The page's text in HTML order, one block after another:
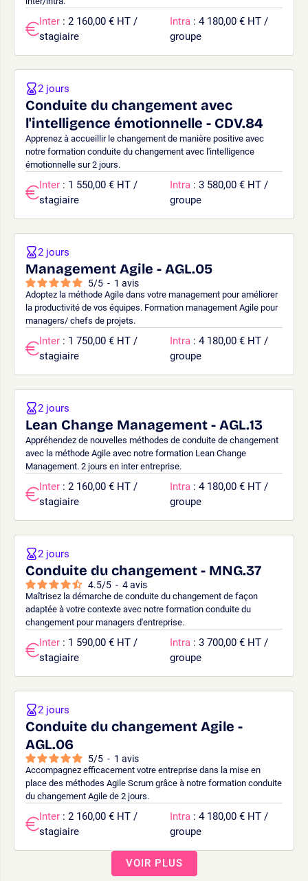
Inter : 2 160,00 € HT /
stagiaire
Intra : 4 180,00 € HT /
groupe
Conduite du changement avec
l'intelligence émotionnelle - CDV.84
Apprenez à accueillir le changement de manière positive avec
notre formation conduite du changement avec l'intelligence
émotionnelle sur 2 jours.
2 jours
Inter : 1 550,00 € HT /
stagiaire
Intra : 3 580,00 € HT /
groupe
Management Agile - AGL.05
5/5 - 1 avis
Adoptez la méthode Agile dans votre management pour améliorer
la productivité de vos équipes. Formation management Agile pour
managers/ chefs de projets.
2 jours
Inter : 1 750,00 € HT /
stagiaire
Intra : 4 180,00 € HT /
groupe
Lean Change Management - AGL.13
Appréhendez de nouvelles méthodes de conduite de changement
avec la méthode Agile avec notre formation Lean Change
Management. 2 jours en inter entreprise.
2 jours
Inter : 2 160,00 € HT /
stagiaire
Intra : 4 180,00 € HT /
groupe
Conduite du changement - MNG.37
4.5/5 - 4avis
Maîtrisez la démarche de conduite du changement de façon
adaptée à votre contexte avec notre formation conduite du
changement pour managers d'entreprise.
2 jours
Inter : 1 590,00 € HT /
stagiaire
Intra : 3 700,00 € HT /
groupe
Conduite du changement Agile -
AGL.06
5/5 - 1 avis
Accompagnez efficacement votre entreprise dans la mise en
place des méthodes Agile Scrum grâce à notre formation conduite
du changement Agile de 2 jours.
2 jours
Inter : 2 160,00 € HT /
stagiaire
Intra : 4 180,00 € HT /
groupe
VOIR PLUS